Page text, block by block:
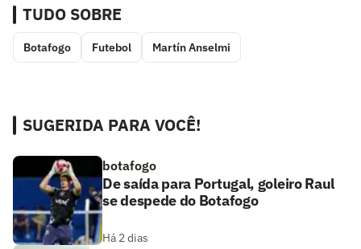
TUDO SOBRE
Botafogo Futebol Martín Anselmi
SUGERIDA PARA VOCÊ!
botafogo
De saída para Portugal, goleiro Raul
se despede do Botafogo
Há 2 dias